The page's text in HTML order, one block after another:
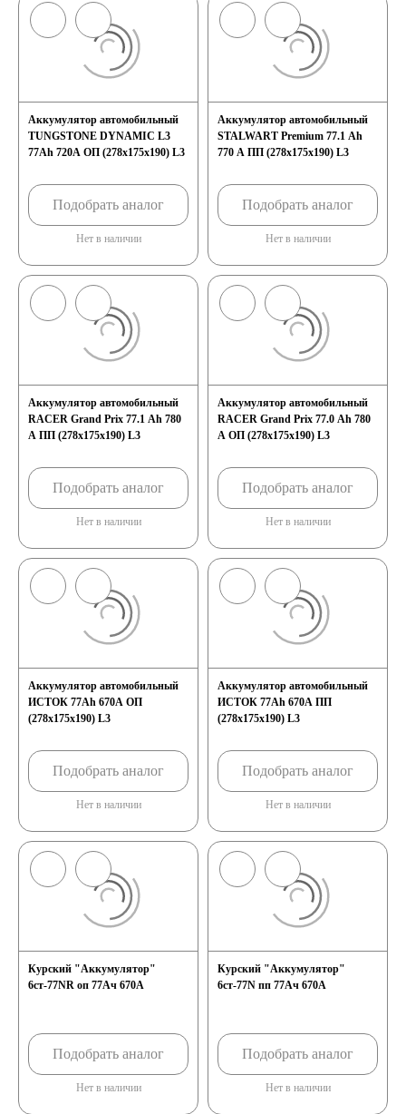
Аккумулятор автомобильный
TUNGSTONE DYNAMIC L3
77Ah 720A ОП (278х175х190) L3
Подобрать аналог
Нет в наличии
Аккумулятор автомобильный
STALWART Premium 77.1 Ah
770 A ПП (278х175х190) L3
Подобрать аналог
Нет в наличии
Аккумулятор автомобильный
RACER Grand Prix 77.1 Ah 780
A ПП (278x175x190) L3
Подобрать аналог
Нет в наличии
Аккумулятор автомобильный
RACER Grand Prix 77.0 Ah 780
A ОП (278x175x190) L3
Подобрать аналог
Нет в наличии
Аккумулятор автомобильный
ИСТОК 77Ah 670A ОП
(278х175х190) L3
Подобрать аналог
Нет в наличии
Аккумулятор автомобильный
ИСТОК 77Ah 670A ПП
(278х175х190) L3
Подобрать аналог
Нет в наличии
Курский "Аккумулятор"
6ст-77NR оп 77Ач 670А
Подобрать аналог
Нет в наличии
Курский "Аккумулятор"
6ст-77N пп 77Ач 670А
Подобрать аналог
Нет в наличии